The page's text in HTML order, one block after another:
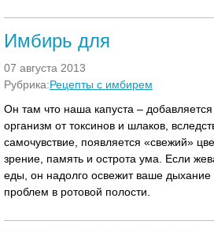
Имбирь для
07 августа 2013
Рубрика:Рецепты с имбирем
Он там что наша капуста –
организм от токсинов и шлаков,
самочувствие, появляется «свежий»
зрение, память и острота ума. Если
еды, он надолго освежит ваше дыхание
проблем в ротовой полости.